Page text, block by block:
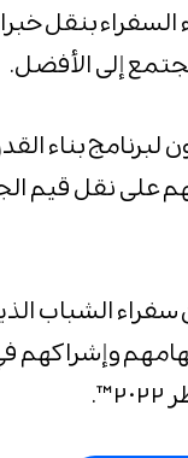
بنقل
إلى الأفضل.
بناء
على نقل قيم
سفراء الشباب
وإشراكهم